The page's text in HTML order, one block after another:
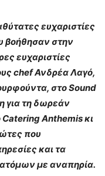
ευχαριστίες
βοήθησαν στην
ευχαριστίες
chef Ανδρέα Λαγό,
στο Sound
για τη δωρεάν
Catering Anthemis κι
που
και τα
με αναπηρία.